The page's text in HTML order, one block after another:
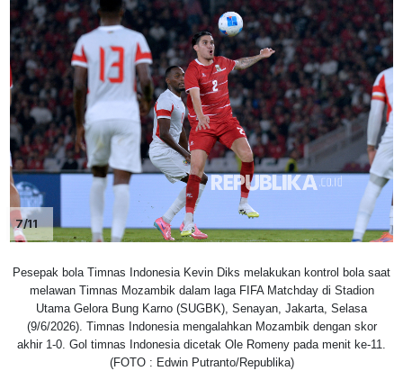
7/11
Pesepak bola Timnas Indonesia Kevin Diks melakukan kontrol bola saat
melawan Timnas Mozambik dalam laga FIFA Matchday di Stadion
Utama Gelora Bung Karno (SUGBK), Senayan, Jakarta, Selasa
(9/6/2026). Timnas Indonesia mengalahkan Mozambik dengan skor
akhir 1-0. Gol timnas Indonesia dicetak Ole Romeny pada menit ke-11.
(FOTO : Edwin Putranto/Republika)